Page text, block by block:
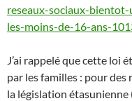
reseaux-sociaux-
les-moins-de-16-ans-
J’ai rappelé que cette loi
par les familles : pour des
la législation étasunienne